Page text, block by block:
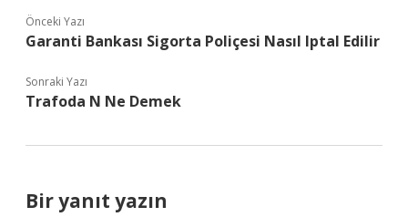
Önceki Yazı
Garanti Bankası Sigorta Poliçesi Nasıl Iptal Edilir
Sonraki Yazı
Trafoda N Ne Demek
Bir yanıt yazın